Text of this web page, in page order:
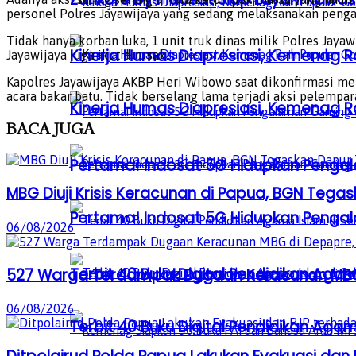
Kinerja Humas Diapresiasi, Kemenag
Pertama! Indosat 5G Hidupkan
Terbit 40 Buku Digital Pendidikan
Kinerja Humas Diapresiasi, Kemenag
Pertama! Indosat 5G Hidupkan
Terbit 40 Buku Digital Pendidikan
personel Polres Jayawijaya yang sedang melaksanakan
Tidak hanya korban luka, 1 unit truk dinas milik Polres
Jayawijaya juga ikut dirusak.
Kapolres Jayawijaya AKBP Heri Wibowo saat dikonfirmasi
acara bakar batu. Tidak berselang lama terjadi aksi
BACAJUGA
MBG Diuji Krisis Keracunan di Papua, BGN
06/08/2026
527 Warga Terdampak Dugaan Keracunan
06/08/2026